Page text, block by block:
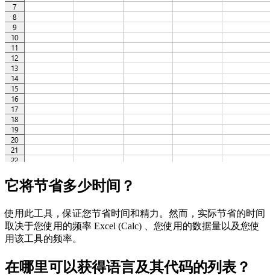
它将节省多少时间？
使用此工具，保证您节省时间和精力。然而，实际节省的时间
取决于您使用的频率 Excel (Calc) 、您使用的数据量以及您使
用该工具的频率。
在哪里可以获得语言及其代码的列表？